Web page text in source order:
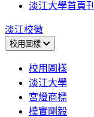
淡江大學首頁
淡江校徽
校用圖樣
校用圖樣
淡江大學
宮燈商標
樸實剛毅